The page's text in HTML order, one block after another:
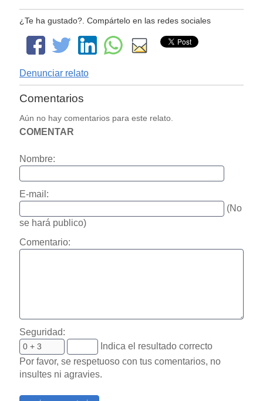
¿Te ha gustado?. Compártelo en las redes sociales
Denunciar relato
Comentarios
Aún no hay comentarios para este relato.
COMENTAR
Nombre:
E-mail:
(No
se hará publico)
Comentario:
Seguridad:
Indica el resultado correcto
Por favor, se respetuoso con tus comentarios, no
insultes ni agravies.